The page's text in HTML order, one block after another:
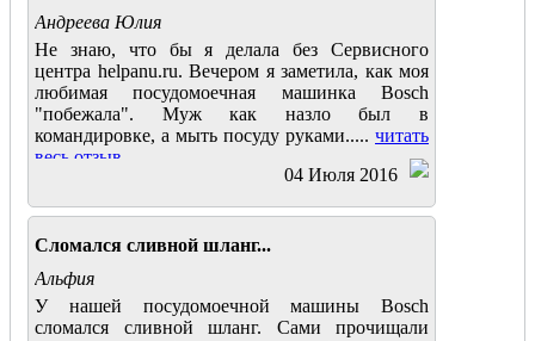
Андреева Юлия
Не знаю, что бы я делала без Сервисного
центра helpanu.ru. Вечером я заметила, как моя
любимая посудомоечная машинка Bosch
"побежала". Муж как назло был в
командировке, а мыть посуду руками..... читать
весь отзыв
04 Июля 2016
Cломался сливной шланг...
Альфия
У нашей посудомоечной машины Bosch
сломался сливной шланг. Сами прочищали